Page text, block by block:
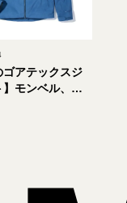
ゴアテックスジ
】モンベル、エ